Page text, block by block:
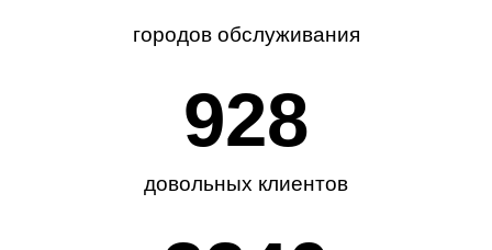
городов обслуживания
довольных клиентов
985